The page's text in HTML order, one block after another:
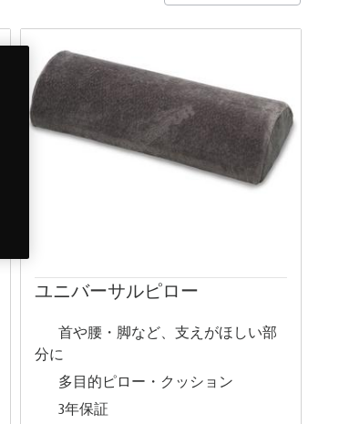
ユニバーサルピロー
首や腰・脚など、支えがほしい部
分に
多目的ピロー・クッション
3年保証